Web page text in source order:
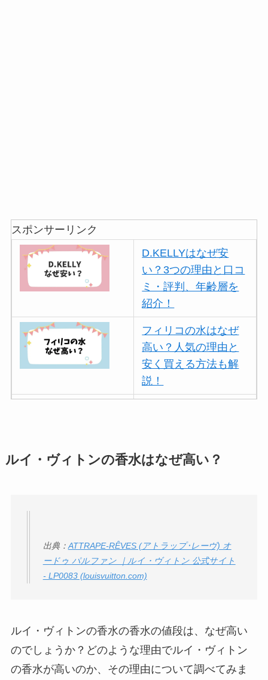
スポンサーリンク
D.KELLYはなぜ安
い？3つの理由と口コ
ミ・評判、年齢層を
紹介！
フィリコの水はなぜ
高い？人気の理由と
安く買える方法も解
説！
を紹介！
THE STEM CELL フ
ェイスマスクが安い
介！
想夫恋はなぜ高い？
人気の理由と安く買
ルイ・ヴィトンの香水はなぜ高い？
出典： ATTRAPE-RÊVES (アトラップ･レーヴ) オ
ードゥ パルファン ｜ルイ・ヴィトン 公式サイト
- LP0083 (louisvuitton.com)
ルイ・ヴィトンの香水の香水の値段は、なぜ高い
のでしょうか？どのような理由でルイ・ヴィトン
の香水が高いのか、その理由について調べてみま